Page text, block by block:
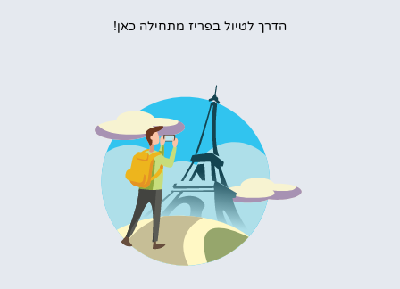
הדרך לטיול בפריז מתחילה כאן!